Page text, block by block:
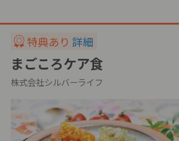
特典あり 詳細
まごころケア食
株式会社シルバーライフ